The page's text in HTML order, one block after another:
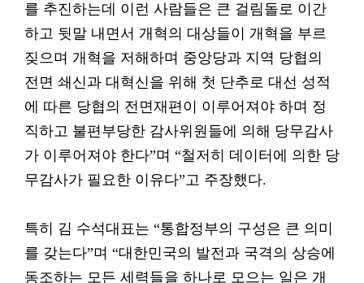
를 추진하는데 이런 사람들은 큰 걸림돌로 이간
하고 뒷말 내면서 개혁의 대상들이 개혁을 부르
짖으며 개혁을 저해하며 중앙당과 지역 당협의
전면 쇄신과 대혁신을 위해 첫 단추로 대선 성적
에 따른 당협의 전면재편이 이루어져야 하며 정
직하고 불편부당한 감사위원들에 의해 당무감사
가 이루어져야 한다”며 “철저히 데이터에 의한 당
무감사가 필요한 이유다”고 주장했다.
특히 김 수석대표는 “통합정부의 구성은 큰 의미
를 갖는다”며 “대한민국의 발전과 국격의 상승에
동조하는 모든 세력들을 하나로 모으는 일은 개